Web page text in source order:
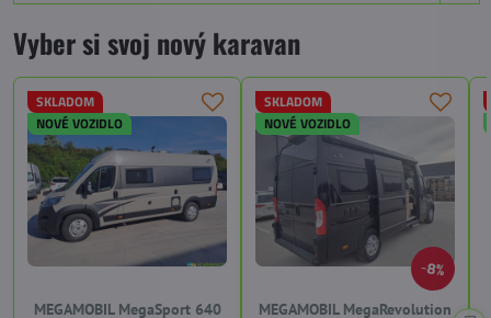
Vyber si svoj nový karavan
SKLADOM
NOVÉ VOZIDLO
MEGAMOBIL MegaSport 640
8%
SKLADOM
NOVÉ VOZIDLO
MEGAMOBIL MegaRevolution